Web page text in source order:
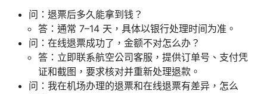
问：退票后多久能拿到钱？
答：通常 7–14 天，具体以银行处理时间为准。
问：在线退票成功了，金额不对怎么办？
答：立即联系航空公司客服，提供订单号、支付凭
证和截图，要求核对并重新处理退款。
问：我在机场办理的退票和在线退票有差异，怎么